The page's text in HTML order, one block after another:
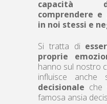
capacità
comprendere
in noi stessi e
Si tratta di
proprie
hanno sul nostro
influisce anche
decisionale che
famosa ansia